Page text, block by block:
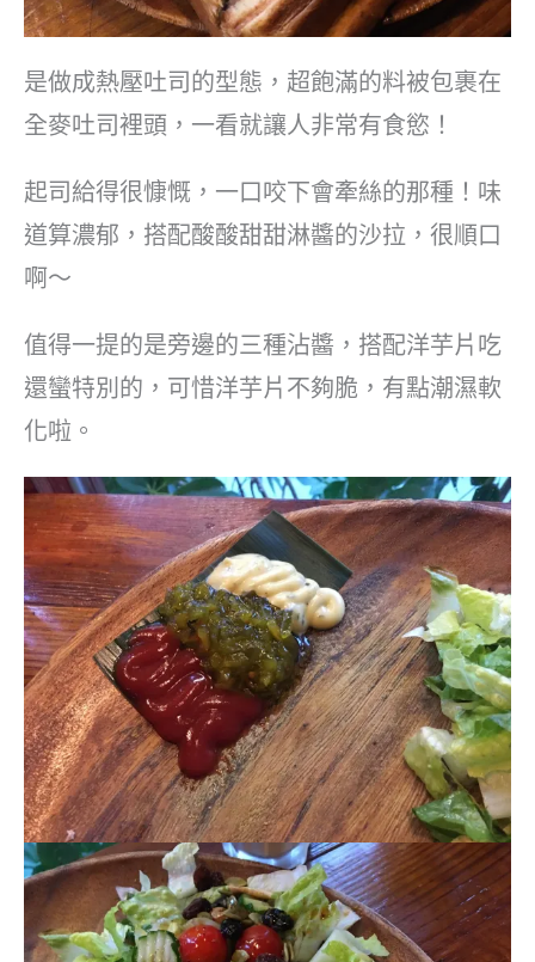
是做成熱壓吐司的型態，超飽滿的料被包裹在
全麥吐司裡頭，一看就讓人非常有食慾！
起司給得很慷慨，一口咬下會牽絲的那種！味
道算濃郁，搭配酸酸甜甜淋醬的沙拉，很順口
啊～
值得一提的是旁邊的三種沾醬，搭配洋芋片吃
還蠻特別的，可惜洋芋片不夠脆，有點潮濕軟
化啦。